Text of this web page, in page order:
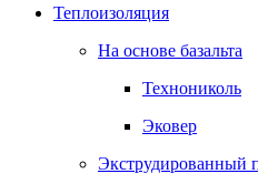
Теплоизоляция
На основе базальта
Технониколь
Эковер
Экструдированный